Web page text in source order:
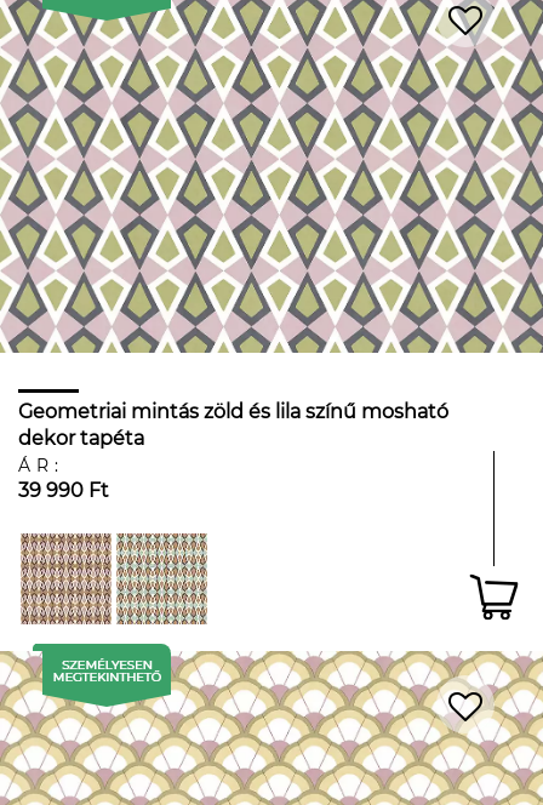
Geometriai mintás zöld és lila színű mosható
dekor tapéta
ÁR:
39 990 Ft